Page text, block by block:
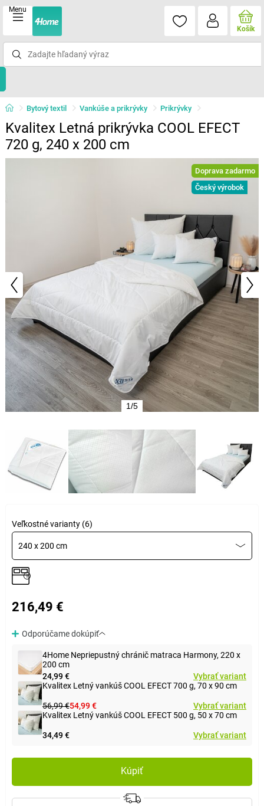
Menu
Košík
Bytový textil Vankúše a prikrývky Prikrývky
Kvalitex Letná prikrývka COOL EFECT
720 g, 240 x 200 cm
Doprava zadarmo
Český výrobok
1/5
Veľkostné varianty (6)
240 x 200 cm
216,49 €
Odporúčame dokúpiť
4Home Nepriepustný chránič matraca Harmony, 220 x
200 cm
24,99 €
Vybrať variant
Kvalitex Letný vankúš COOL EFECT 700 g, 70 x 90 cm
56,99 €54,99 €
Vybrať variant
Kvalitex Letný vankúš COOL EFECT 500 g, 50 x 70 cm
34,49 € Vybrať variant
Kúpiť